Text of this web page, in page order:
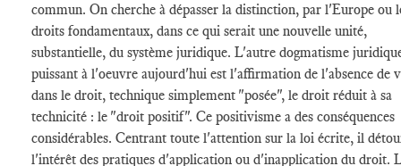
commun. On cherche à dépasser la distinction, par l'Europe ou
droits fondamentaux, dans ce qui serait une nouvelle unité,
substantielle, du système juridique. L'autre dogmatisme
puissant à l'oeuvre aujourd'hui est l'affirmation de l'absence de
dans le droit, technique simplement "posée", le droit réduit à sa
technicité : le "droit positif". Ce positivisme a des conséquences
considérables. Centrant toute l'attention sur la loi écrite, il
l'intérêt des pratiques d'application ou d'inapplication du droit.